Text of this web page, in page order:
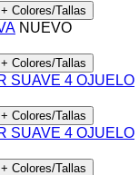
+ Colores/Tallas
NUEVO
+ Colores/Tallas
+ Colores/Tallas
+ Colores/Tallas